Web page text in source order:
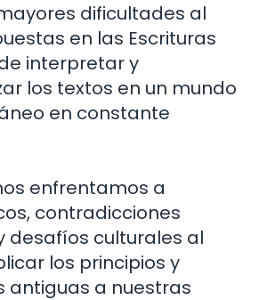
dificultades al
en las Escrituras
interpretar y
los textos en un mundo
en constante
enfrentamos a
contradicciones
desafíos culturales al
los principios y
antiguas a nuestras